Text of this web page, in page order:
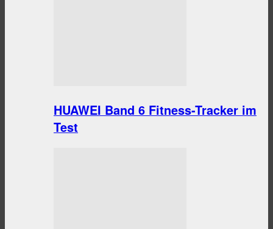
HUAWEI Band 6 Fitness-Tracker im
Test